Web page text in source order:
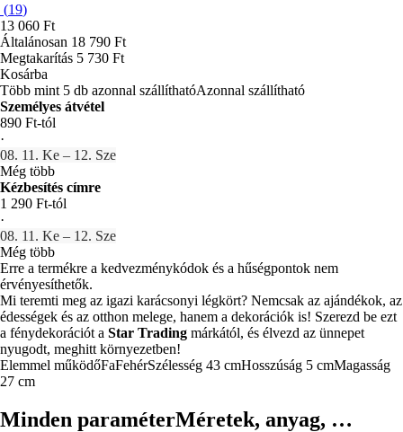
(19)
13 060 Ft
Általánosan 18 790 Ft
Megtakarítás 5 730 Ft
Kosárba
Több mint 5 db azonnal szállíthatóAzonnal szállítható
Személyes átvétel
890 Ft-tól
·
08. 11. Ke – 12. Sze
Még több
Kézbesítés címre
1 290 Ft-tól
·
08. 11. Ke – 12. Sze
Még több
Erre a termékre a kedvezménykódok és a hűségpontok nem
érvényesíthetők.
Mi teremti meg az igazi karácsonyi légkört? Nemcsak az ajándékok, az
édességek és az otthon melege, hanem a dekorációk is! Szerezd be ezt
a fénydekorációt a Star Trading márkától, és élvezd az ünnepet
nyugodt, meghitt környezetben!
Elemmel működőFaFehérSzélesség 43 cmHosszúság 5 cmMagasság
27 cm
Minden paraméterMéretek, anyag, …